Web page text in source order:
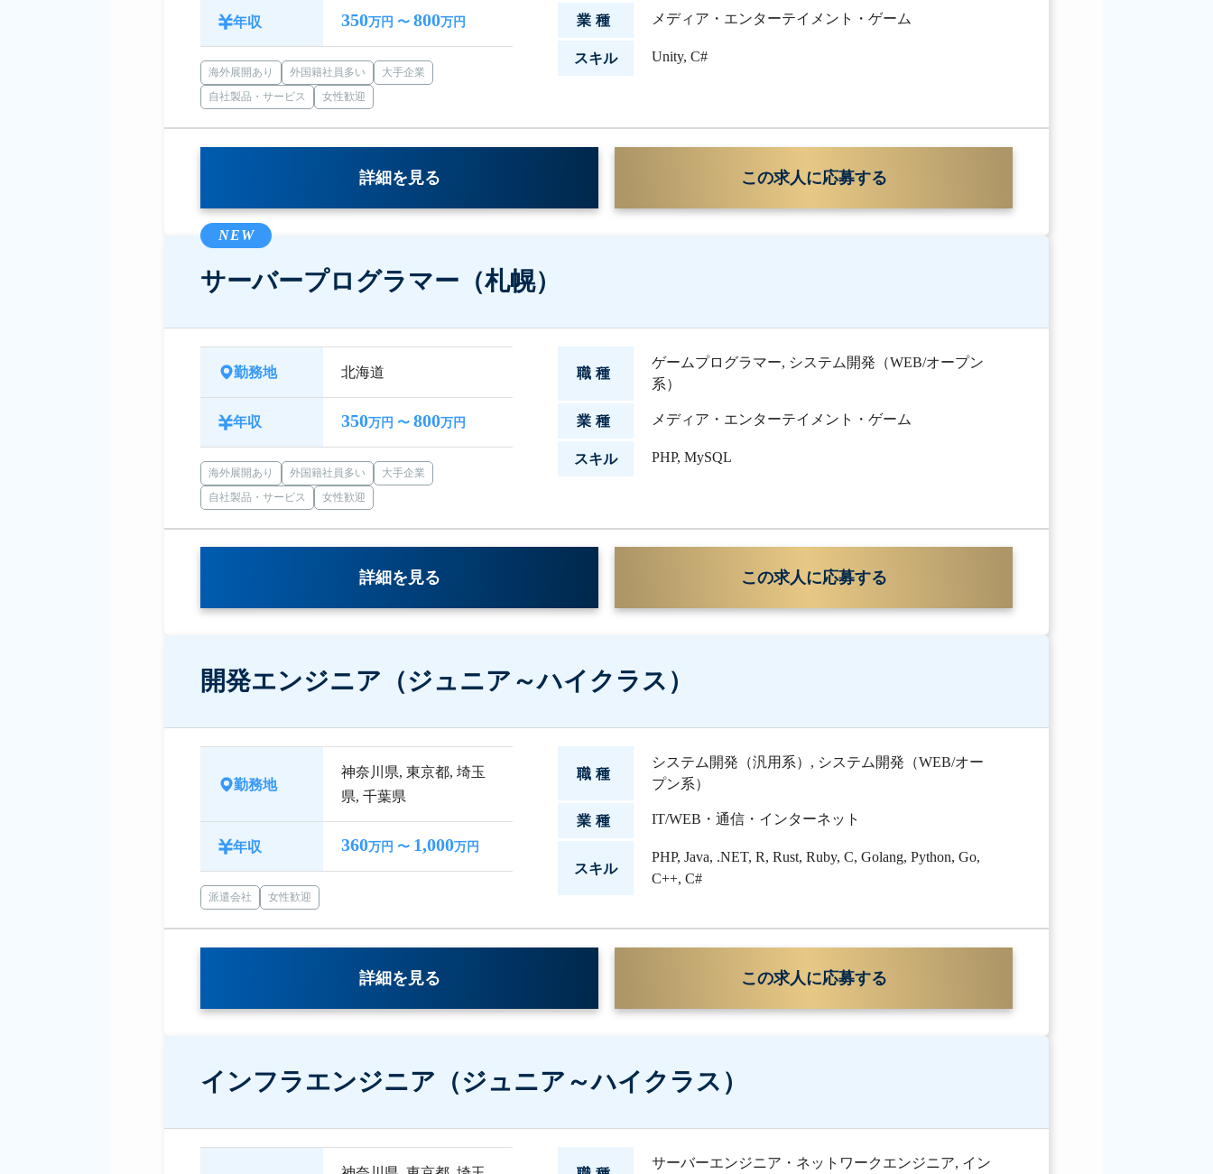
年収 350万円 〜 800万円
海外展開あり 外国籍社員多い
大手企業
自社製品・サービス
女性歓迎
業種 メディア・エンターテイメント・ゲーム
スキル Unity, C#
詳細を見る この求人に応募する
NEW
サーバープログラマー（札幌）
勤務地 北海道
年収 350万円 〜 800万円
海外展開あり 外国籍社員多い
大手企業
自社製品・サービス
女性歓迎
職種
ゲームプログラマー, システム開発（WEB/オープン
系）
業種 メディア・エンターテイメント・ゲーム
スキル PHP, MySQL
詳細を見る この求人に応募する
開発エンジニア（ジュニア～ハイクラス）
勤務地
神奈川県, 東京都, 埼玉
県, 千葉県
年収 360万円 〜 1,000万円
派遣会社 女性歓迎
職種
システム開発（汎用系） , システム開発（WEB/オー
プン系）
業種 IT/WEB・通信・インターネット
スキル
PHP, Java, .NET, R, Rust, Ruby, C, Golang, Python, Go,
C++, C#
詳細を見る この求人に応募する
インフラエンジニア（ジュニア～ハイクラス）
サーバーエンジニア・ネットワークエンジニア, イン